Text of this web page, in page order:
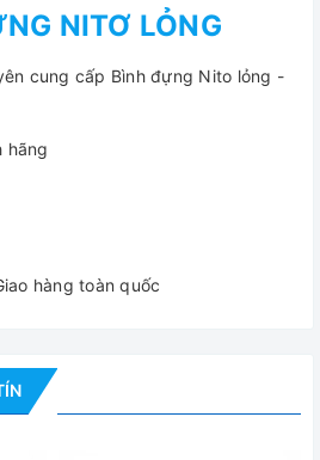
NITƠ LỎNG
cung cấp Bình đựng Nito lỏng -
hãng
hàng toàn quốc